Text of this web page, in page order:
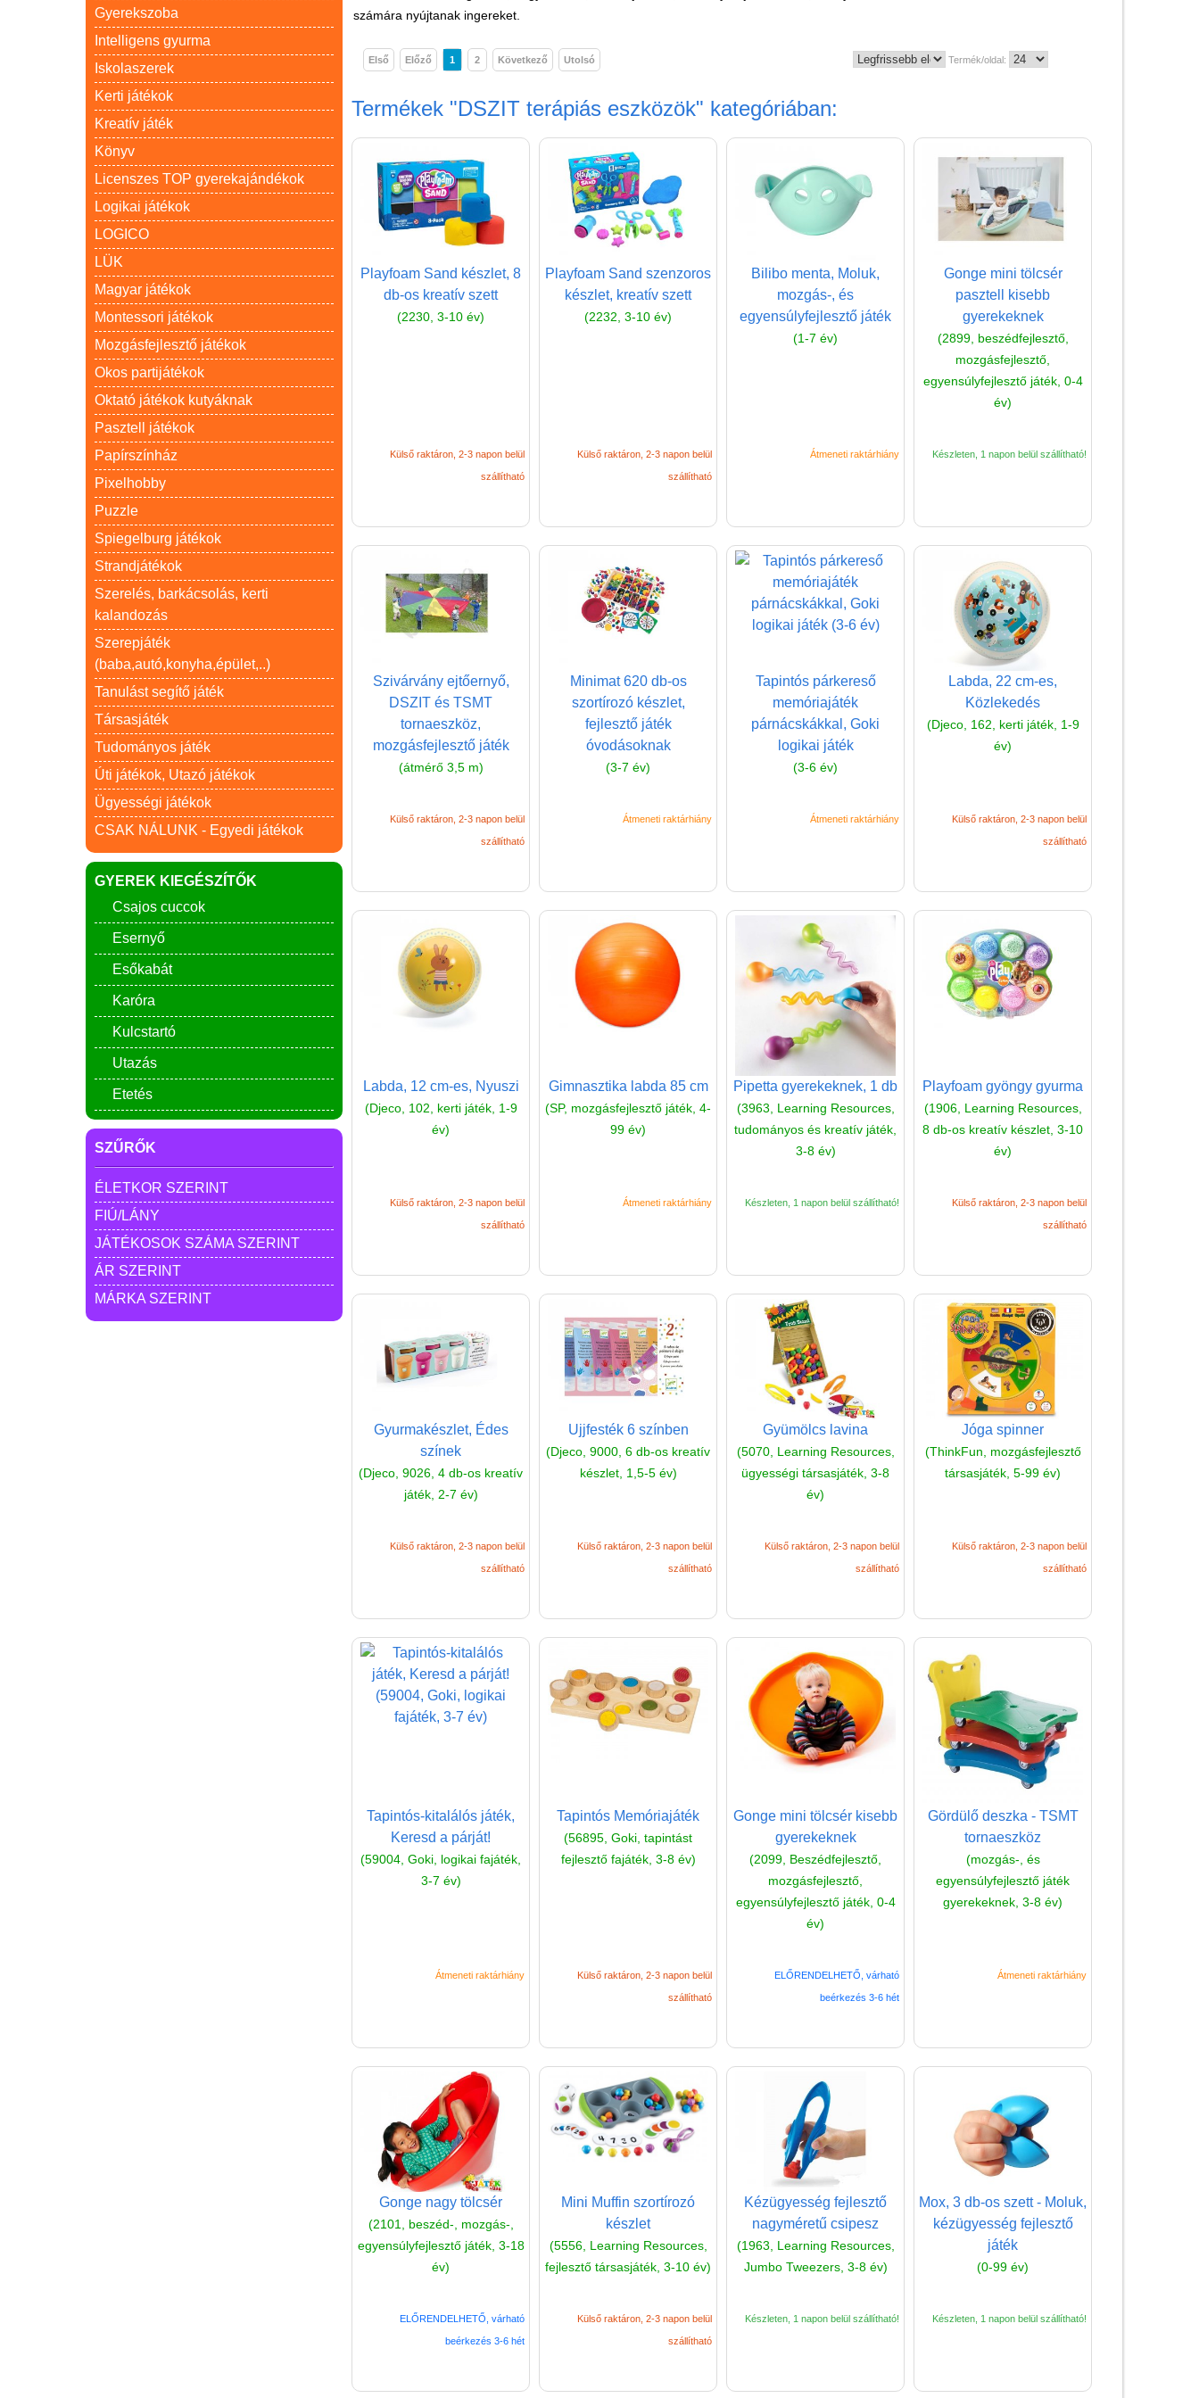
Gyerekszoba
Intelligens gyurma
Iskolaszerek
Kerti játékok
Kreatív játék
Könyv
Licenszes TOP gyerekajándékok
Logikai játékok
LOGICO
LÜK
Magyar játékok
Montessori játékok
Mozgásfejlesztő játékok
Okos partijátékok
Oktató játékok kutyáknak
Pasztell játékok
Papírszínház
Pixelhobby
Puzzle
Spiegelburg játékok
Strandjátékok
Szerelés, barkácsolás, kerti
kalandozás
Szerepjáték
(baba,autó,konyha,épület,..)
Tanulást segítő játék
Társasjáték
Tudományos játék
Úti játékok, Utazó játékok
Ügyességi játékok
CSAK NÁLUNK - Egyedi játékok
GYEREK KIEGÉSZÍTŐK
Csajos cuccok
Esernyő
Esőkabát
Karóra
Kulcstartó
Utazás
Etetés
SZŰRŐK
ÉLETKOR SZERINT
FIÚ/LÁNY
JÁTÉKOSOK SZÁMA SZERINT
ÁR SZERINT
MÁRKA SZERINT
számára nyújtanak ingereket.
Első Előző 1 2 Következő Utolsó Termék/oldal:
Termékek "DSZIT terápiás eszközök" kategóriában:
Playfoam Sand készlet, 8
db-os kreatív szett
(2230, 3-10 év)
Külső raktáron, 2-3 napon belül
szállítható
Playfoam Sand szenzoros
készlet, kreatív szett
(2232, 3-10 év)
Külső raktáron, 2-3 napon belül
szállítható
Bilibo menta, Moluk,
mozgás-, és
egyensúlyfejlesztő játék
(1-7 év)
Átmeneti raktárhiány
Gonge mini tölcsér
pasztell kisebb
gyerekeknek
(2899, beszédfejlesztő,
mozgásfejlesztő,
egyensúlyfejlesztő játék, 0-4
év)
Készleten, 1 napon belül szállítható!
Szivárvány ejtőernyő,
DSZIT és TSMT
tornaeszköz,
mozgásfejlesztő játék
(átmérő 3,5 m)
Külső raktáron, 2-3 napon belül
szállítható
Minimat 620 db-os
szortírozó készlet,
fejlesztő játék
óvodásoknak
(3-7 év)
Átmeneti raktárhiány
Tapintós párkereső
memóriajáték
párnácskákkal, Goki
logikai játék
(3-6 év)
Átmeneti raktárhiány
Labda, 22 cm-es,
Közlekedés
(Djeco, 162, kerti játék, 1-9
év)
Külső raktáron, 2-3 napon belül
szállítható
Labda, 12 cm-es, Nyuszi
(Djeco, 102, kerti játék, 1-9
év)
Külső raktáron, 2-3 napon belül
szállítható
Gimnasztika labda 85 cm
(SP, mozgásfejlesztő játék, 4-
99 év)
Átmeneti raktárhiány
Pipetta gyerekeknek, 1 db
(3963, Learning Resources,
tudományos és kreatív játék,
3-8 év)
Készleten, 1 napon belül szállítható!
Playfoam gyöngy gyurma
(1906, Learning Resources,
8 db-os kreatív készlet, 3-10
év)
Külső raktáron, 2-3 napon belül
szállítható
Gyurmakészlet, Édes
színek
(Djeco, 9026, 4 db-os kreatív
játék, 2-7 év)
Külső raktáron, 2-3 napon belül
szállítható
Ujjfesték 6 színben
(Djeco, 9000, 6 db-os kreatív
készlet, 1,5-5 év)
Külső raktáron, 2-3 napon belül
szállítható
Gyümölcs lavina
(5070, Learning Resources,
ügyességi társasjáték, 3-8
év)
Külső raktáron, 2-3 napon belül
szállítható
Jóga spinner
(ThinkFun, mozgásfejlesztő
társasjáték, 5-99 év)
Külső raktáron, 2-3 napon belül
szállítható
Tapintós-kitalálós játék,
Keresd a párját!
(59004, Goki, logikai fajáték,
3-7 év)
Átmeneti raktárhiány
Tapintós Memóriajáték
(56895, Goki, tapintást
fejlesztő fajáték, 3-8 év)
Külső raktáron, 2-3 napon belül
szállítható
Gonge mini tölcsér kisebb
gyerekeknek
(2099, Beszédfejlesztő,
mozgásfejlesztő,
egyensúlyfejlesztő játék, 0-4
év)
ELŐRENDELHETŐ, várható
beérkezés 3-6 hét
Gördülő deszka - TSMT
tornaeszköz
(mozgás-, és
egyensúlyfejlesztő játék
gyerekeknek, 3-8 év)
Átmeneti raktárhiány
Gonge nagy tölcsér
(2101, beszéd-, mozgás-,
egyensúlyfejlesztő játék, 3-18
év)
ELŐRENDELHETŐ, várható
beérkezés 3-6 hét
Mini Muffin szortírozó
készlet
(5556, Learning Resources,
fejlesztő társasjáték, 3-10 év)
Külső raktáron, 2-3 napon belül
szállítható
Kézügyesség fejlesztő
nagyméretű csipesz
(1963, Learning Resources,
Jumbo Tweezers, 3-8 év)
Készleten, 1 napon belül szállítható!
Mox, 3 db-os szett - Moluk,
kézügyesség fejlesztő
játék
(0-99 év)
Készleten, 1 napon belül szállítható!
Mozgásfejlesztő játékok
Pasztell játékok
Papírszínház
Pixelhobby
Spiegelburg játékok
Strandjátékok
Szerelés, barkácsolás, kerti
kalandozás
Szerepjáték
Tanulást segítő játék
Úti játékok, Utazó játékok
Ügyességi játékok
CSAK NÁLUNK - Egyedi
játékok
Vélemények
Adatkezelés
de akár INGYEN!
1-3 munkanapos kiszállítás
5%-os törzsvásárlói
Miért vásárolj nálunk?
Játék rendelés - Az internetes
vásárlás előnyei
Reklamáció és Elállás